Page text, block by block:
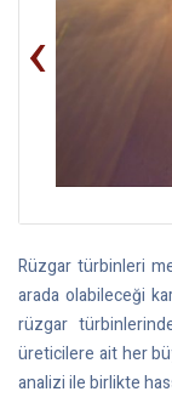
‹
Rüzgar türbinleri
arada olabileceği
rüzgar
üreticilere ait her
analizi ile birlikte